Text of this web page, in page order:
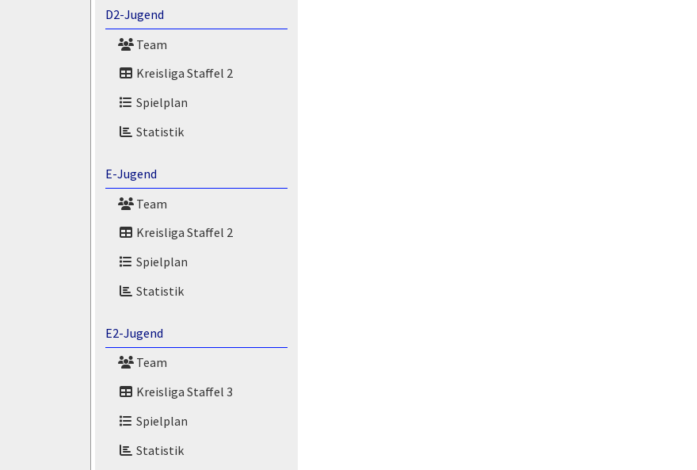
D2-Jugend
Team
Kreisliga Staffel 2
Spielplan
Statistik
E-Jugend
Team
Kreisliga Staffel 2
Spielplan
Statistik
E2-Jugend
Team
Kreisliga Staffel 3
Spielplan
Statistik